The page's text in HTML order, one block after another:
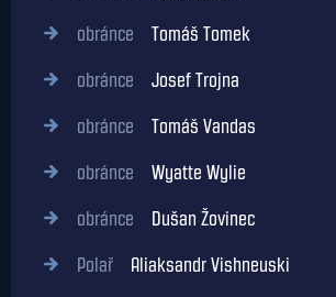
obránce Tomáš Tomek
obránce Josef Trojna
obránce Tomáš Vandas
obránce Wyatte Wylie
obránce Dušan Žovinec
Polař Aliaksandr Vishneuski